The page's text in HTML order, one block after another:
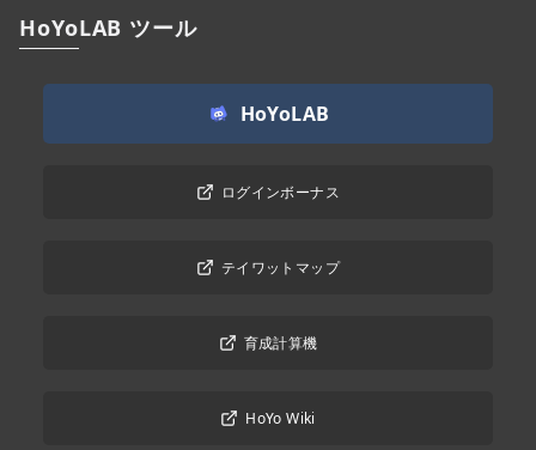
HoYoLAB ツール
HoYoLAB
ログインボーナス
テイワットマップ
育成計算機
HoYo Wiki